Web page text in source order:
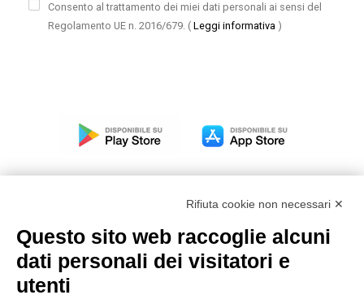
Consento al trattamento dei miei dati personali ai sensi del
Regolamento UE n. 2016/679. ( Leggi informativa )
Modello organizzativo, gestione e controllo – D. lgs.
231/2001
Rifiuta cookie non necessari ✕
Questo sito web raccoglie alcuni
dati personali dei visitatori e
utenti